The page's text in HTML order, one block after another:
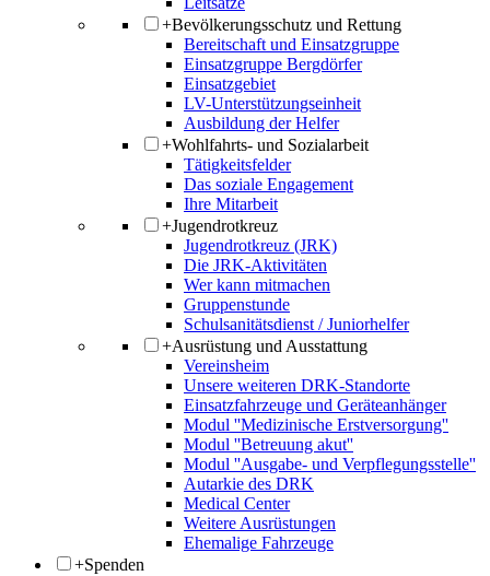
+Bevölkerungsschutz und Rettung
Bereitschaft und Einsatzgruppe
Einsatzgruppe Bergdörfer
Einsatzgebiet
LV-Unterstützungseinheit
Ausbildung der Helfer
+Wohlfahrts- und Sozialarbeit
Tätigkeitsfelder
Das soziale Engagement
Ihre Mitarbeit
+Jugendrotkreuz
Jugendrotkreuz (JRK)
Die JRK-Aktivitäten
Wer kann mitmachen
Gruppenstunde
Schulsanitätsdienst / Juniorhelfer
+Ausrüstung und Ausstattung
Vereinsheim
Unsere weiteren DRK-Standorte
Einsatzfahrzeuge und Geräteanhänger
Modul ''Medizinische Erstversorgung''
Modul ''Betreuung akut''
Modul ''Ausgabe- und Verpflegungsstelle''
Autarkie des DRK
Medical Center
Weitere Ausrüstungen
Ehemalige Fahrzeuge
+Spenden